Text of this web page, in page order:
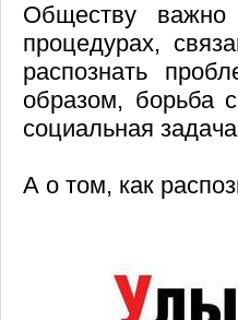
Обществу
процедурах,
распознать
образом, борьба
социальная
А о том, как